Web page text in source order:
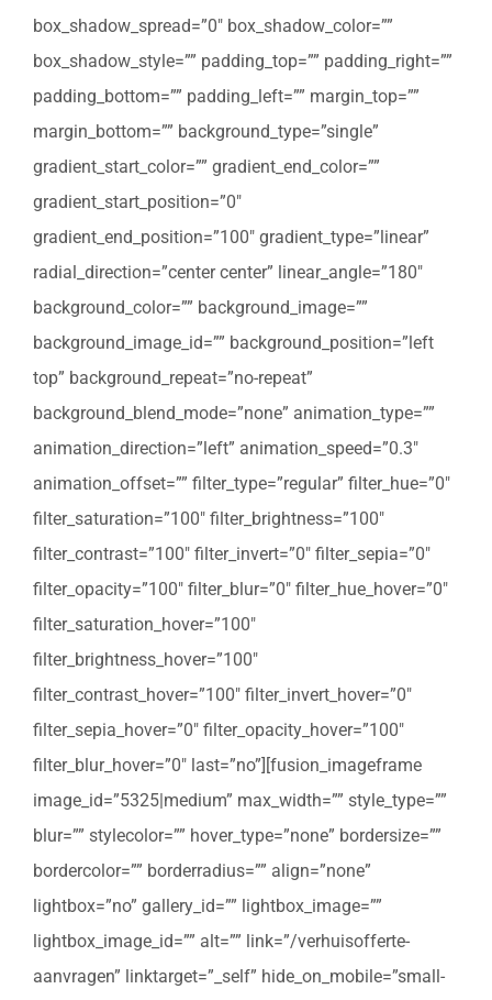
box_shadow_spread=”0″ box_shadow_color=””
box_shadow_style=”” padding_top=”” padding_right=””
padding_bottom=”” padding_left=”” margin_top=””
margin_bottom=”” background_type=”single”
gradient_start_color=”” gradient_end_color=””
gradient_start_position=”0″
gradient_end_position=”100″ gradient_type=”linear”
radial_direction=”center center” linear_angle=”180″
background_color=”” background_image=””
background_image_id=”” background_position=”left
top” background_repeat=”no-repeat”
background_blend_mode=”none” animation_type=””
animation_direction=”left” animation_speed=”0.3″
animation_offset=”” filter_type=”regular” filter_hue=”0″
filter_saturation=”100″ filter_brightness=”100″
filter_contrast=”100″ filter_invert=”0″ filter_sepia=”0″
filter_opacity=”100″ filter_blur=”0″ filter_hue_hover=”0″
filter_saturation_hover=”100″
filter_brightness_hover=”100″
filter_contrast_hover=”100″ filter_invert_hover=”0″
filter_sepia_hover=”0″ filter_opacity_hover=”100″
filter_blur_hover=”0″ last=”no”][fusion_imageframe
image_id=”5325|medium” max_width=”” style_type=””
blur=”” stylecolor=”” hover_type=”none” bordersize=””
bordercolor=”” borderradius=”” align=”none”
lightbox=”no” gallery_id=”” lightbox_image=””
lightbox_image_id=”” alt=”” link=”/verhuisofferte-
aanvragen” linktarget=”_self” hide_on_mobile=”small-